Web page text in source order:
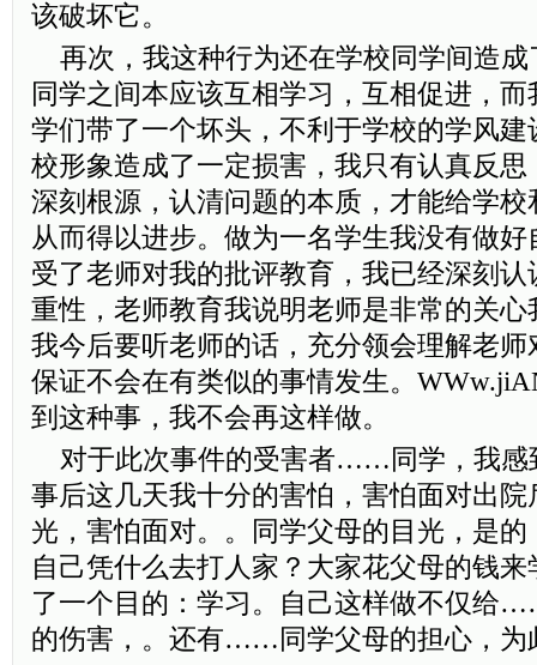
该破坏它。
再次，我这种行为还在学校同学间造成
同学之间本应该互相学习，互相促进，
学们带了一个坏头，不利于学校的学风
校形象造成了一定损害，我只有认真反
深刻根源，认清问题的本质，才能给学
从而得以进步。做为一名学生我没有做
受了老师对我的批评教育，我已经深刻
重性，老师教育我说明老师是非常的关
我今后要听老师的话，充分领会理解老
保证不会在有类似的事情发生。
到这种事，我不会再这样做。
对于此次事件的受害者……同学，我感
事后这几天我十分的害怕，害怕面对出
光，害怕面对。。同学父母的目光，是
自己凭什么去打人家？大家花父母的钱
了一个目的：学习。自己这样做不仅给
的伤害，。还有……同学父母的担心，为